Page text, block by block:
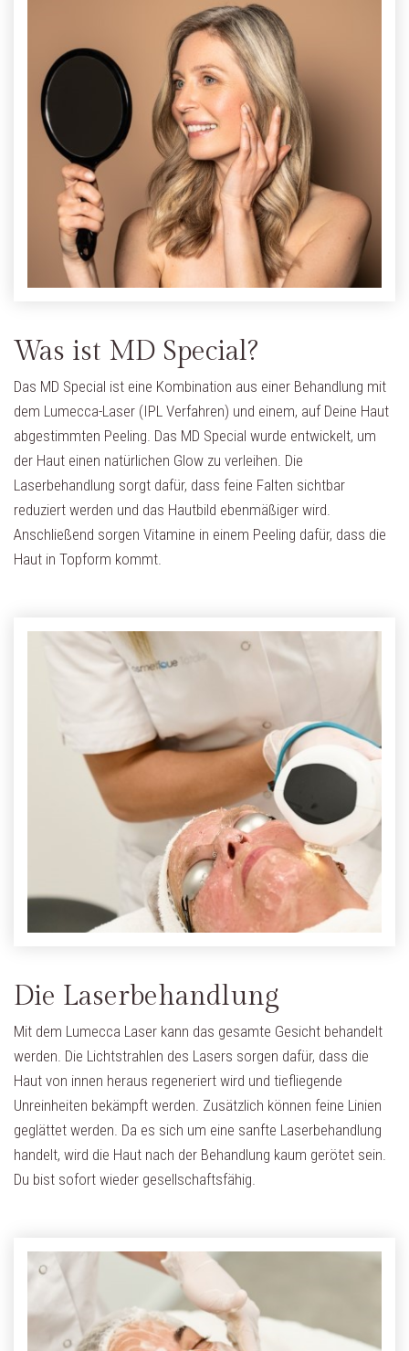
Was ist MD Special?
Das MD Special ist eine Kombination aus einer Behandlung mit
dem Lumecca-Laser (IPL Verfahren) und einem, auf Deine Haut
abgestimmten Peeling. Das MD Special wurde entwickelt, um
der Haut einen natürlichen Glow zu verleihen. Die
Laserbehandlung sorgt dafür, dass feine Falten sichtbar
reduziert werden und das Hautbild ebenmäßiger wird.
Anschließend sorgen Vitamine in einem Peeling dafür, dass die
Haut in Topform kommt.
Die Laserbehandlung
Mit dem Lumecca Laser kann das gesamte Gesicht behandelt
werden. Die Lichtstrahlen des Lasers sorgen dafür, dass die
Haut von innen heraus regeneriert wird und tiefliegende
Unreinheiten bekämpft werden. Zusätzlich können feine Linien
geglättet werden. Da es sich um eine sanfte Laserbehandlung
handelt, wird die Haut nach der Behandlung kaum gerötet sein.
Du bist sofort wieder gesellschaftsfähig.